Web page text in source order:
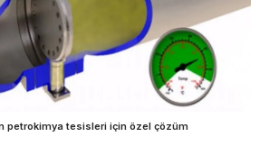
petrokimya tesisleri için özel çözüm